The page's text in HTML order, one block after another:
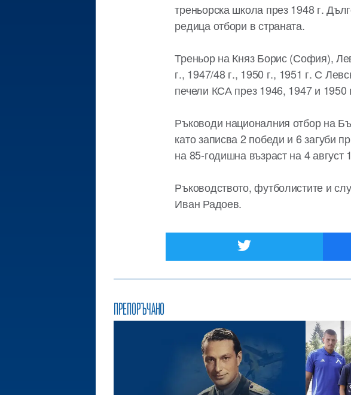
треньорска школа през 1948 г.
редица отбори в страната.
Треньор на Княз Борис (София),
г., 1947/48 г., 1950 г., 1951 г. С
печели КСА през 1946, 1947 и 1950
Ръководи националния отбор на
като записва 2 победи и 6 загуби
на 85-годишна възраст на 4 август
Ръководството, футболистите и
Иван Радоев.
ПРЕПОРЪЧАНО